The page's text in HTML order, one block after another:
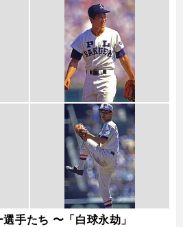
手たち 〜「白球永劫」